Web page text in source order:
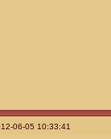
06-05 10:33:41